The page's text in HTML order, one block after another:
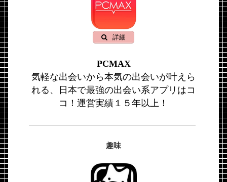
詳細
PCMAX
気軽な出会いから本気の出会いが叶えら
れる、日本で最強の出会い系アプリはコ
コ！運営実績１５年以上！
趣味